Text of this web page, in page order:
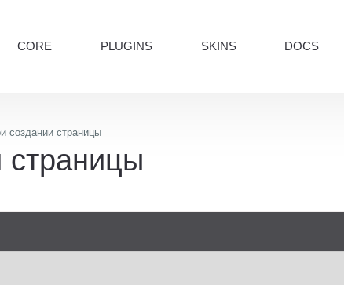
CORE PLUGINS SKINS DOCS
создании страницы